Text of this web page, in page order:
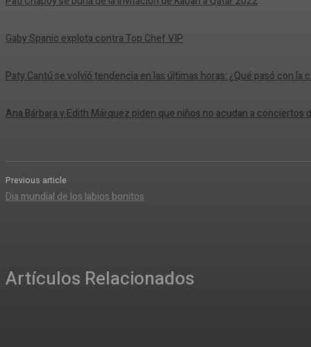
Gaby Spanic explota contra Top Chef VIP
Paty Cantú se volvió tendencia en las últimas horas: ¿Qué pasó con la
Ana Bárbara y Edith Márquez piden que niños no acudan a conciertos
Previous article
Dia mundial de los labios bonitos
Artículos Relacionados